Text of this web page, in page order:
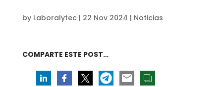
by Laboralytec | 22 Nov 2024 | Noticias
COMPARTE ESTE POST…